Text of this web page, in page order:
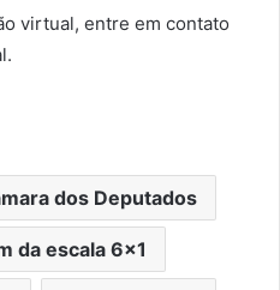
virtual, entre em contato
dos Deputados
da escala 6x1